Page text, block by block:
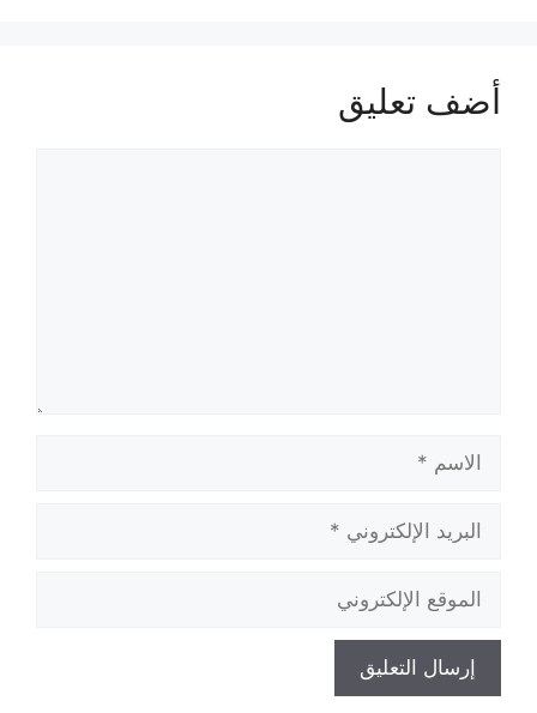
أضف تعليق
الاسم
البريد
الإلكتروني
الموقع
الإلكتروني